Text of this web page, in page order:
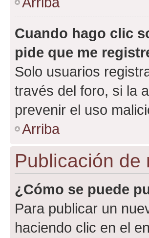
Cuando hago clic
pide que me
Solo usuarios
través del foro, si la
prevenir el uso
Arriba
Publicación de
¿Cómo se puede
Para publicar un
haciendo clic en el